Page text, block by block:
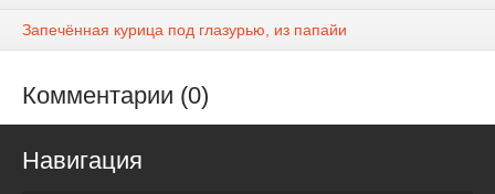
Запечённая курица под глазурью, из папайи
Комментарии (0)
Навигация